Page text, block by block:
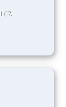
(17.